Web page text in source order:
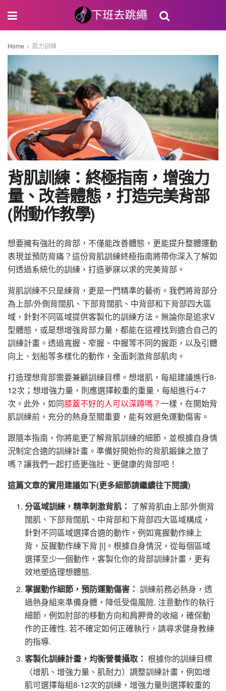
Home 肌力訓練
背肌訓練：終極指南，增強力
量、改善體態，打造完美背部
(附動作教學)
想要擁有強壯的背部，不僅能改善體態，更能提升整體運動
表現並預防背痛？這份背肌訓練終極指南將帶你深入了解如
何透過系統化的訓練，打造夢寐以求的完美背部。
背肌訓練不只是練背，更是一門精準的藝術。我們將背部分
為上部/外側背闊肌、下部背闊肌、中背部和下背部四大區
域，針對不同區域提供客製化的訓練方法。無論你是追求V
型體態，或是想增強背部力量，都能在這裡找到適合自己的
訓練計畫。透過寬握、窄握、中握等不同的握距，以及引體
向上、划船等多樣化的動作，全面刺激背部肌肉。
打造理想背部需要兼顧訓練目標。想增肌，每組建議進行8-
12次；想增強力量，則應選擇較重的重量，每組進行4-7
次。此外，如同膝蓋不好的人可以深蹲嗎？一樣，在開始背
肌訓練前，充分的熱身至關重要，能有效避免運動傷害。
跟隨本指南，你將能更了解背肌訓練的細節，並根據自身情
況制定合適的訓練計畫。準備好開始你的背肌鍛鍊之旅了
嗎？讓我們一起打造更強壯、更健康的背部吧！
這篇文章的實用建議如下(更多細節請繼續往下閱讀)
分區域訓練，精準刺激背肌： 了解背肌由上部/外側背
闊肌、下部背闊肌、中背部和下背部四大區域構成，
針對不同區域選擇合適的動作，例如寬握動作練上
背，反握動作練下背 [i]。根據自身情況，從每個區域
選擇至少一個動作，客製化你的背部訓練計畫，更有
效地塑造理想體態.
掌握動作細節，預防運動傷害： 訓練前務必熱身，透
過熱身組來準備身體，降低受傷風險. 注意動作的執行
細節，例如肘部的移動方向和肩胛骨的收縮，確保動
作的正確性. 若不確定如何正確執行，請尋求健身教練
的指導.
客製化訓練計畫，均衡營養攝取： 根據你的訓練目標
（增肌、增強力量、肌耐力）調整訓練計畫，例如增
肌可選擇每組8-12次的訓練，增強力量則選擇較重的